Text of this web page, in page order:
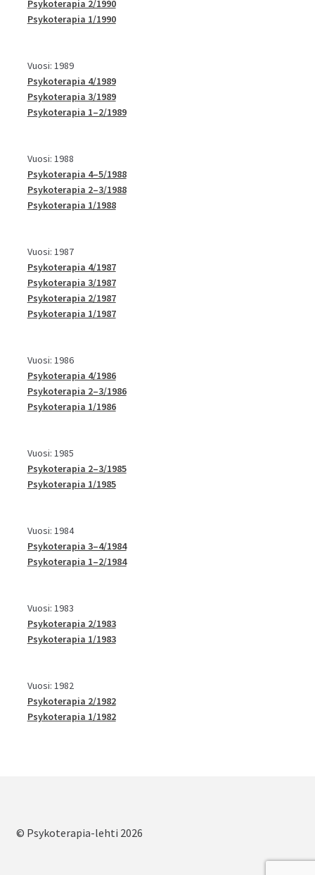
Psykoterapia 2/1990
Psykoterapia 1/1990
Vuosi: 1989
Psykoterapia 4/1989
Psykoterapia 3/1989
Psykoterapia 1–2/1989
Vuosi: 1988
Psykoterapia 4–5/1988
Psykoterapia 2–3/1988
Psykoterapia 1/1988
Vuosi: 1987
Psykoterapia 4/1987
Psykoterapia 3/1987
Psykoterapia 2/1987
Psykoterapia 1/1987
Vuosi: 1986
Psykoterapia 4/1986
Psykoterapia 2–3/1986
Psykoterapia 1/1986
Vuosi: 1985
Psykoterapia 2–3/1985
Psykoterapia 1/1985
Vuosi: 1984
Psykoterapia 3–4/1984
Psykoterapia 1–2/1984
Vuosi: 1983
Psykoterapia 2/1983
Psykoterapia 1/1983
Vuosi: 1982
Psykoterapia 2/1982
Psykoterapia 1/1982
© Psykoterapia-lehti 2026